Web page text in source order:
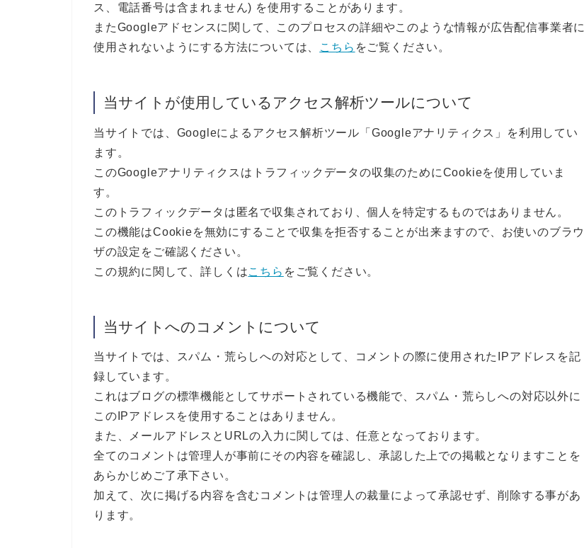
ス、電話番号は含まれません) を使用することがあります。
またGoogleアドセンスに関して、このプロセスの詳細やこのような情報が広告配信事業者に
使用されないようにする方法については、
こちら をご覧ください。
当サイトが使用しているアクセス解析ツールについて
当サイトでは、Googleによるアクセス解析ツール「Googleアナリティクス」を利用してい
ます。
このGoogleアナリティクスはトラフィックデータの収集のためにCookieを使用していま
す。
このトラフィックデータは匿名で収集されており、個人を特定するものではありません。
この機能はCookieを無効にすることで収集を拒否することが出来ますので、お使いのブラウ
ザの設定をご確認ください。
この規約に関して、詳しくはこちら をご覧ください。
当サイトへのコメントについて
当サイトでは、スパム・荒らしへの対応として、コメントの際に使用されたIPアドレスを記
録しています。
これはブログの標準機能としてサポートされている機能で、スパム・荒らしへの対応以外に
このIPアドレスを使用することはありません。
また、メールアドレスとURLの入力に関しては、任意となっております。
全てのコメントは管理人が事前にその内容を確認し、承認した上での掲載となりますことを
あらかじめご了承下さい。
加えて、次に掲げる内容を含むコメントは管理人の裁量によって承認せず、削除する事があ
ります。